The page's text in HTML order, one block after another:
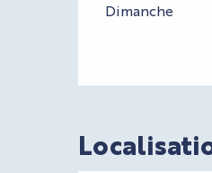
Dimanche